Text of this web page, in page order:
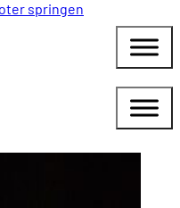
springen